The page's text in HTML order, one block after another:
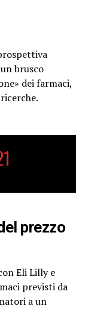
brusco
dei farmaci,
prezzo
Eli Lilly e
previsti da
a un